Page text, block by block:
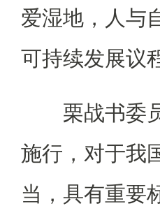
爱湿地，人与
可持续发展议
栗战书委
施行，对于我
当，具有重要